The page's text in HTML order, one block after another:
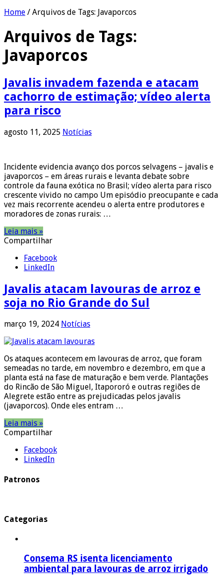
Home / Arquivos de Tags: Javaporcos
Arquivos de Tags:
Javaporcos
Javalis invadem fazenda e atacam
cachorro de estimação; vídeo alerta
para risco
agosto 11, 2025 Notícias
Incidente evidencia avanço dos porcos selvagens – javalis e
javaporcos – em áreas rurais e levanta debate sobre
controle da fauna exótica no Brasil; vídeo alerta para risco
crescente vivido no campo Um episódio preocupante e cada
vez mais recorrente acendeu o alerta entre produtores e
moradores de zonas rurais: …
Leia mais »
Compartilhar
Facebook
LinkedIn
Javalis atacam lavouras de arroz e
soja no Rio Grande do Sul
março 19, 2024 Notícias
Os ataques acontecem em lavouras de arroz, que foram
semeadas no tarde, em novembro e dezembro, em que a
planta está na fase de maturação e bem verde. Plantações
do Rincão de São Miguel, Itapororó e outras regiões de
Alegrete estão entre as prejudicadas pelos javalis
(javaporcos). Onde eles entram …
Leia mais »
Compartilhar
Facebook
LinkedIn
Patronos
Categorias
Consema RS isenta licenciamento
ambiental para lavouras de arroz irrigado